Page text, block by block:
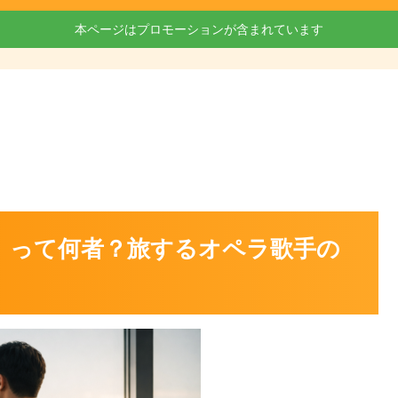
本ページはプロモーションが含まれています
て何者？旅するオペラ歌手の